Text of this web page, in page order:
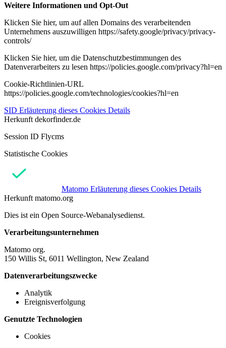
Weitere Informationen und Opt-Out
Klicken Sie hier, um auf allen Domains des verarbeitenden
Unternehmens auszuwilligen https://safety.google/privacy/privacy-
controls/
Klicken Sie hier, um die Datenschutzbestimmungen des
Datenverarbeiters zu lesen https://policies.google.com/privacy?hl=en
Cookie-Richtlinien-URL
https://policies.google.com/technologies/cookies?hl=en
SID Erläuterung dieses Cookies Details
Herkunft dekorfinder.de
Session ID Flycms
Statistische Cookies
Matomo Erläuterung dieses Cookies Details
Herkunft matomo.org
Dies ist ein Open Source-Webanalysedienst.
Verarbeitungsunternehmen
Matomo org.
150 Willis St, 6011 Wellington, New Zealand
Datenverarbeitungszwecke
Analytik
Ereignisverfolgung
Genutzte Technologien
Cookies